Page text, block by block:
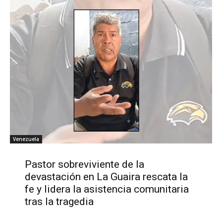
Venezuela
Pastor sobreviviente de la
devastación en La Guaira rescata la
fe y lidera la asistencia comunitaria
tras la tragedia